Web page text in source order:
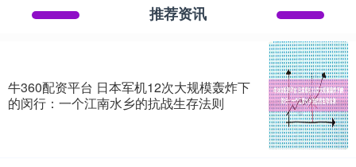
推荐资讯
牛360配资平台 日本军机12次大规模轰炸下
的闵行：一个江南水乡的抗战生存法则